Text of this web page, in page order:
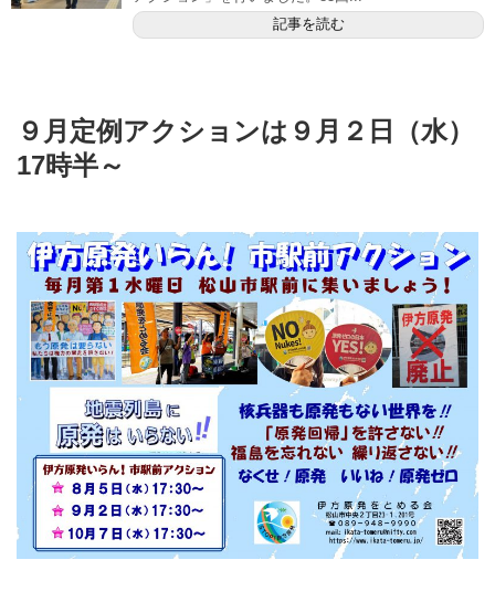
記事を読む
９月定例アクションは９月２日（水）
17時半～